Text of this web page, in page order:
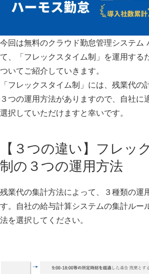
今回は無料のクラウド勤怠管理システム
て、「フレックスタイム制」を運用する
ついてご紹介していきます。
「フレックスタイム制」には、残業代の
３つの運用方法がありますので、自社に
選択していただけますと幸いです。
【３つの違い】フレッ
制の３つの運用方法
残業代の集計方法によって、３種類の運
す。自社の給与計算システムの集計ルー
法を選択してください。